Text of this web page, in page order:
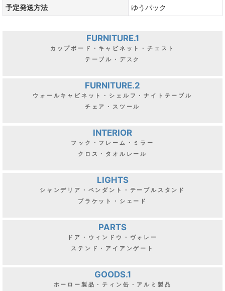
予定発送方法
ゆうパック
FURNITURE.1
カップボード・キャビネット・チェスト
テーブル・デスク
FURNITURE.2
ウォールキャビネット・シェルフ・ナイトテーブル
チェア・スツール
INTERIOR
フック・フレーム・ミラー
クロス・タオルレール
LIGHTS
シャンデリア・ペンダント・テーブルスタンド
ブラケット・シェード
PARTS
ドア・ウィンドウ・ヴォレー
ステンド・アイアンゲート
GOODS.1
ホーロー製品・ティン缶・アルミ製品